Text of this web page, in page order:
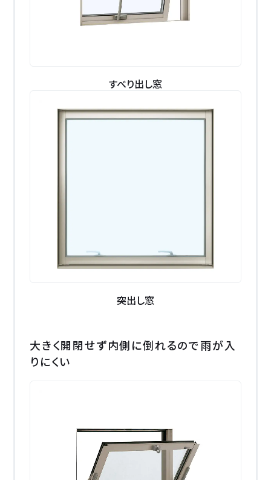
すべり出し窓
突出し窓
大きく開閉せず内側に倒れるので雨が入
りにくい